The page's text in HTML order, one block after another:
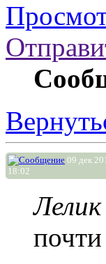
09 дек
18:02
почти